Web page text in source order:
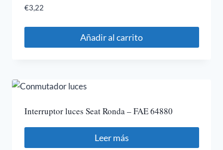
€3,22
Añadir al carrito
Interruptor luces Seat Ronda – FAE 64880
Leer más